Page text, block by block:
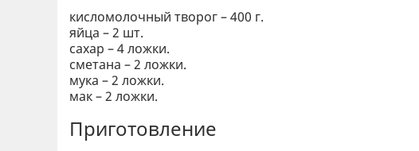
кисломолочный творог – 400 г.
яйца – 2 шт.
сахар – 4 ложки.
сметана – 2 ложки.
мука – 2 ложки.
мак – 2 ложки.
Приготовление